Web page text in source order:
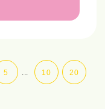
5 ... 10 20